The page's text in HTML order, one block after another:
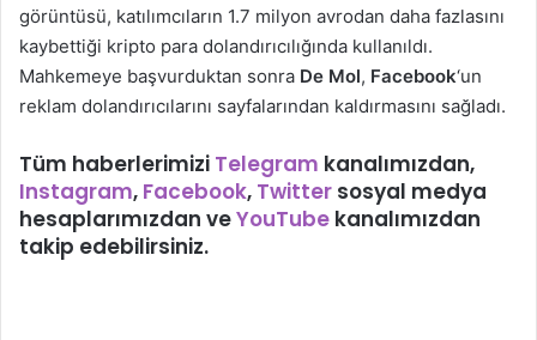
görüntüsü, katılımcıların 1.7 milyon avrodan daha fazlasını
kaybettiği kripto para dolandırıcılığında kullanıldı.
Mahkemeye başvurduktan sonra De Mol, Facebook‘un
reklam dolandırıcılarını sayfalarından kaldırmasını sağladı.
Tüm haberlerimizi Telegram kanalımızdan,
Instagram, Facebook, Twitter sosyal medya
hesaplarımızdan veYouTube kanalımızdan
takip edebilirsiniz.